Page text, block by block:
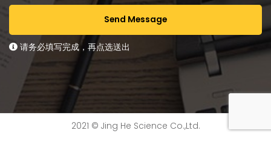
Send Message
请务必填写完成，再点选送出
2021 © Jing He Science Co.,Ltd.